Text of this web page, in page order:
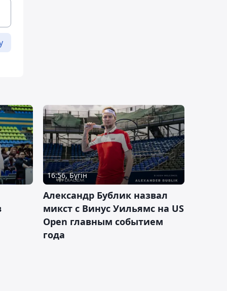
16:56, Бүгін
Александр Бублик назвал
микст с Винус Уильямс на US
Open главным событием
года